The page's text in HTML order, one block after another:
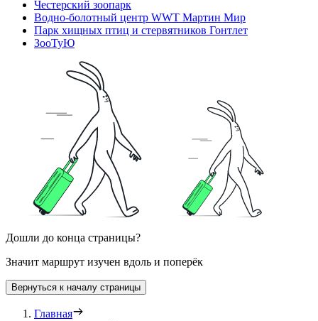
Честерский зоопарк
Водно-болотный центр WWT Мартин Мир
Парк хищных птиц и стервятников Гонтлет
ЗооТуЮ
Дошли до конца страницы?
Значит маршрут изучен вдоль и поперёк
Вернуться к началу страницы
Главная